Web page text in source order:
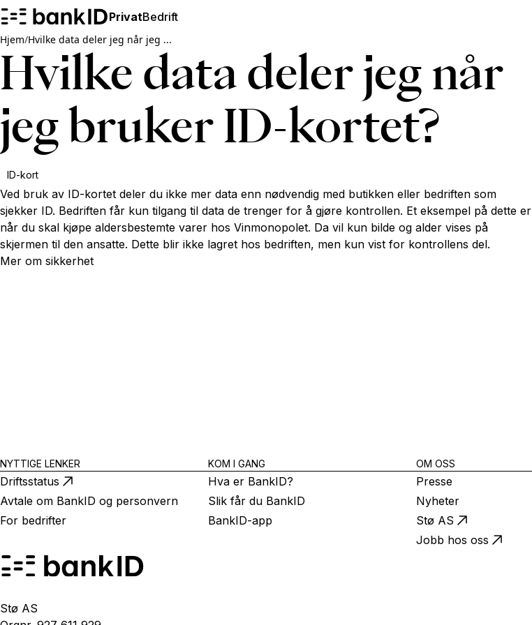
PrivatBedrift
Hjem/Hvilke data deler jeg når jeg ...
Hvilke data deler jeg når
jeg bruker ID-kortet?
ID-kort
Ved bruk av ID-kortet deler du ikke mer data enn nødvendig med butikken eller bedriften som
sjekker ID. Bedriften får kun tilgang til data de trenger for å gjøre kontrollen. Et eksempel på dette er
når du skal kjøpe aldersbestemte varer hos Vinmonopolet. Da vil kun bilde og alder vises på
skjermen til den ansatte. Dette blir ikke lagret hos bedriften, men kun vist for kontrollens del.
Mer om sikkerhet
NYTTIGE LENKER
Driftsstatus
Avtale om BankID og personvern
For bedrifter
KOM I GANG
Hva er BankID?
Slik får du BankID
BankID-app
OM OSS
Presse
Nyheter
Stø AS
Jobb hos oss
Stø AS